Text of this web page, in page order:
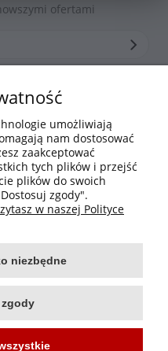
ofertami
prywatności
umożliwiają
nam dostosować
zaakceptować
tych plików i przejść
plików do swoich
zgody".
w naszej Polityce
niezbędne